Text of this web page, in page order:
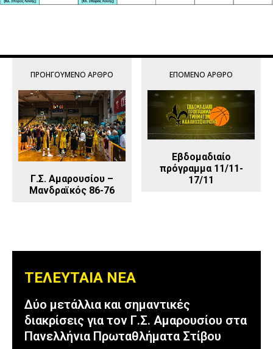
ΠΡΟΗΓΟΎΜΕΝΟ ΆΡΘΡΟ
Γ.Σ. Αμαρουσίου –
Μανδραϊκός 86-76
ΕΠΌΜΕΝΟ ΆΡΘΡΟ
Εβδομαδιαίο
πρόγραμμα 11/11-
17/11
ΤΕΛΕΥΤΑΙΑ ΝΕΑ
Δύο μετάλλια και σημαντικές
διακρίσεις για τον Γ.Σ. Αμαρουσίου στα
Πανελλήνια Πρωταθλήματα Στίβου